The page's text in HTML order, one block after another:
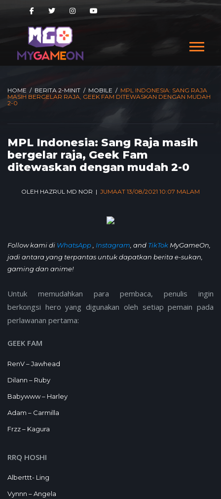
HOME / BERITA 2-MINIT / MOBILE / MPL INDONESIA: SANG RAJA
MASIH BERGELAR RAJA, GEEK FAM DITEWASKAN DENGAN MUDAH
2-0
MPL Indonesia: Sang Raja masih
bergelar raja, Geek Fam
ditewaskan dengan mudah 2-0
OLEH HAZRUL MD NOR | JUMAAT 13/08/2021 10:07 MALAM
Follow kami di WhatsApp Instagram , and TikTok MyGameOn,
jadi antara yang terpantas untuk dapatkan berita e-sukan,
gaming dan anime!
Untuk memudahkan para pembaca, penulis ingin
berkongsi hero yang digunakan oleh setiap pemain pada
perlawanan pertama:
GEEK FAM
RenV – Jawhead
Dilann – Ruby
Babywww – Harley
Adam – Carmilla
Frzz – Kagura
RRQ HOSHI
Alberttt- Ling
Vynnn – Angela